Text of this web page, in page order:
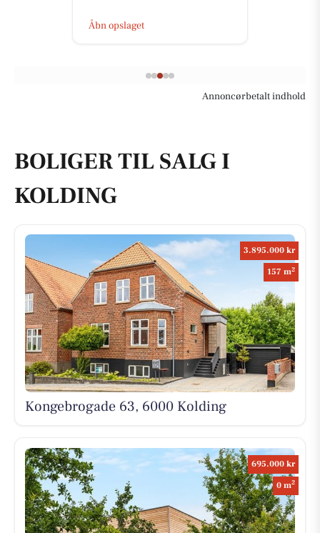
Åbn opslaget
Annoncørbetalt indhold
BOLIGER TIL SALG I
KOLDING
3.895.000 kr
157 m2
Kongebrogade 63, 6000 Kolding
695.000 kr
0 m2